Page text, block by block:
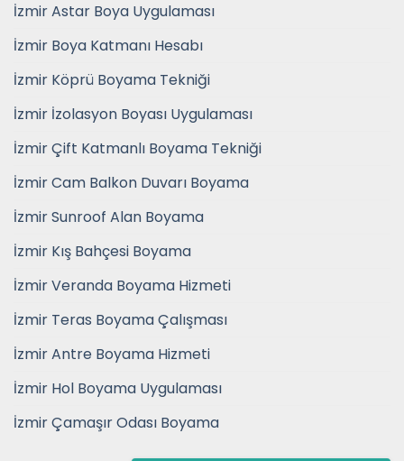
İzmir Astar Boya Uygulaması
İzmir Boya Katmanı Hesabı
İzmir Köprü Boyama Tekniği
İzmir İzolasyon Boyası Uygulaması
İzmir Çift Katmanlı Boyama Tekniği
İzmir Cam Balkon Duvarı Boyama
İzmir Sunroof Alan Boyama
İzmir Kış Bahçesi Boyama
İzmir Veranda Boyama Hizmeti
İzmir Teras Boyama Çalışması
İzmir Antre Boyama Hizmeti
İzmir Hol Boyama Uygulaması
İzmir Çamaşır Odası Boyama